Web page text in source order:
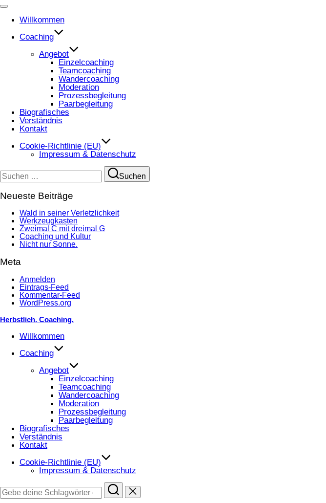
Navigation
umschalten
Willkommen
Coaching
Angebot
Einzelcoaching
Teamcoaching
Wandercoaching
Moderation
Prozessbegleitung
Paarbegleitung
Biografisches
Verständnis
Kontakt
Cookie-Richtlinie (EU)
Impressum & Datenschutz
Suchen
nach:
Suchen
Neueste Beiträge
Wald in seiner Verletzlichkeit
Werkzeugkasten
Zweimal C mit dreimal G
Coaching und Kultur
Nicht nur Sonne.
Meta
Anmelden
Eintrags-Feed
Kommentar-Feed
WordPress.org
Zum
Inhalt
springen
Herbstlich. Coaching.
Willkommen
Coaching
Angebot
Einzelcoaching
Teamcoaching
Wandercoaching
Moderation
Prozessbegleitung
Paarbegleitung
Biografisches
Verständnis
Kontakt
Cookie-Richtlinie (EU)
Impressum & Datenschutz
Suchen
nach: